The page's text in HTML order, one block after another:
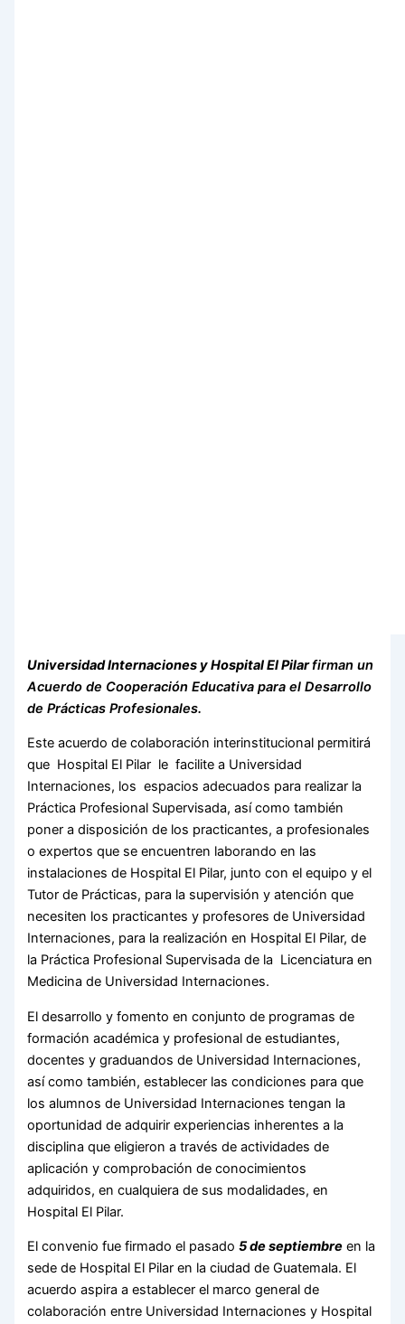
Universidad Internaciones y Hospital El Pilarfirman un
Acuerdo de Cooperación Educativa para el Desarrollo
de Prácticas Profesionales.
Este acuerdo de colaboración interinstitucional permitirá
que Hospital El Pilar le facilite a Universidad
Internaciones, los espacios adecuados para realizar la
Práctica Profesional Supervisada, así como también
poner a disposición de los practicantes, a profesionales
o expertos que se encuentren laborando en las
instalaciones de Hospital El Pilar, junto con el equipo y el
Tutor de Prácticas, para la supervisión y atención que
necesiten los practicantes y profesores de Universidad
Internaciones, para la realización en Hospital El Pilar, de
la Práctica Profesional Supervisada de la Licenciatura en
Medicina de Universidad Internaciones.
El desarrollo y fomento en conjunto de programas de
formación académica y profesional de estudiantes,
docentes y graduandos de Universidad Internaciones,
así como también, establecer las condiciones para que
los alumnos de Universidad Internaciones tengan la
oportunidad de adquirir experiencias inherentes a la
disciplina que eligieron a través de actividades de
aplicación y comprobación de conocimientos
adquiridos, en cualquiera de sus modalidades, en
Hospital El Pilar.
El convenio fue firmado el pasado5 de septiembre en la
sede de Hospital El Pilar en la ciudad de Guatemala. El
acuerdo aspira a establecer el marco general de
colaboración entre Universidad Internaciones y Hospital